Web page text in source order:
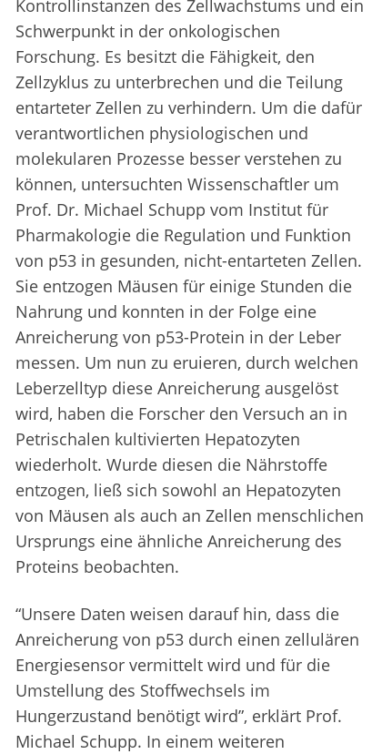
Kontrollinstanzen des Zellwachstums und ein
Schwerpunkt in der onkologischen
Forschung. Es besitzt die Fähigkeit, den
Zellzyklus zu unterbrechen und die Teilung
entarteter Zellen zu verhindern. Um die dafür
verantwortlichen physiologischen und
molekularen Prozesse besser verstehen zu
können, untersuchten Wissenschaftler um
Prof. Dr. Michael Schupp vom Institut für
Pharmakologie die Regulation und Funktion
von p53 in gesunden, nicht-entarteten Zellen.
Sie entzogen Mäusen für einige Stunden die
Nahrung und konnten in der Folge eine
Anreicherung von p53-Protein in der Leber
messen. Um nun zu eruieren, durch welchen
Leberzelltyp diese Anreicherung ausgelöst
wird, haben die Forscher den Versuch an in
Petrischalen kultivierten Hepatozyten
wiederholt. Wurde diesen die Nährstoffe
entzogen, ließ sich sowohl an Hepatozyten
von Mäusen als auch an Zellen menschlichen
Ursprungs eine ähnliche Anreicherung des
Proteins beobachten.
“Unsere Daten weisen darauf hin, dass die
Anreicherung von p53 durch einen zellulären
Energiesensor vermittelt wird und für die
Umstellung des Stoffwechsels im
Hungerzustand benötigt wird”, erklärt Prof.
Michael Schupp. In einem weiteren